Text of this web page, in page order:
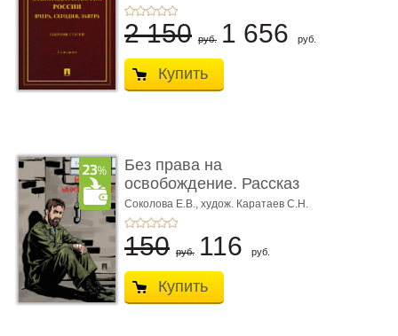
2 150 руб. 1 656 руб.
Купить
Без права на
освобождение. Рассказ
Соколова Е.В., худож. Каратаев С.Н.
150 руб. 116 руб.
Купить